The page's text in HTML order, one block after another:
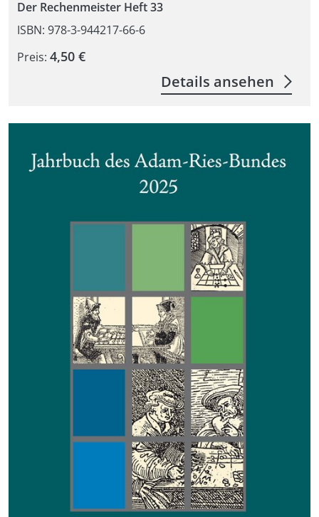
Der Rechenmeister Heft 33
ISBN: 978-3-944217-66-6
Preis: 4,50 €
Details ansehen